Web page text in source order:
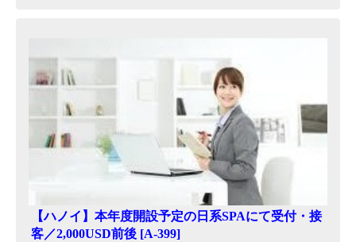
【ハノイ】本年度開設予定の日系SPAにて受付・接
客／2,000USD前後 [A-399]